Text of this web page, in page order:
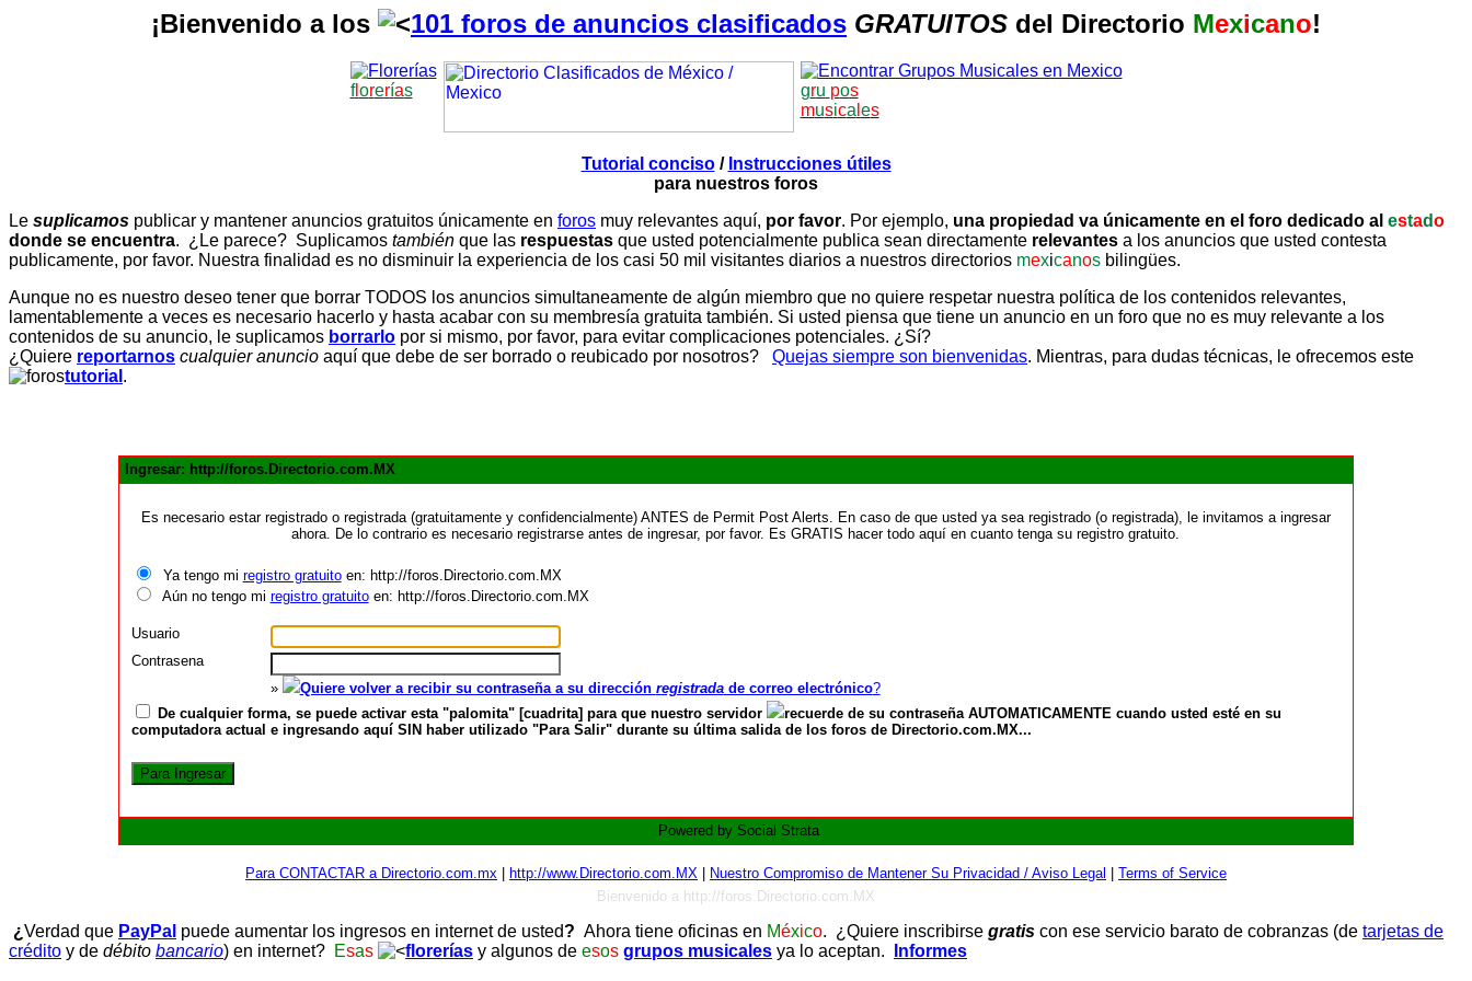
¡Bienvenido a los 101 foros de anuncios clasificados GRATUITOS del Directorio Mexicano!
florerías gru pos
musica es
Tutorial conciso/ Instrucciones útiles
para nuestros foros
Le suplicamos publicar y mantener anuncios gratuitos únicamente en foros muy relevantes aquí, por favor. Por ejemplo, una propiedad va únicamente en el foro dedicado al estado
donde se encuentra. ¿Le parece? Suplicamos también que las respuestas que usted potencialmente publica sean directamente relevantes a los anuncios que usted contesta
publicamente, por favor. Nuestra finalidad es no disminuir la experiencia de los casi 50 mil visitantes diarios a nuestros directorios mexicanos bilingües.
Aunque no es nuestro deseo tener que borrar TODOS los anuncios simultaneamente de algún miembro que no quiere respetar nuestra política de los contenidos relevantes,
lamentablemente a veces es necesario hacerlo y hasta acabar con su membresía gratuita también. Si usted piensa que tiene un anuncio en un foro que no es muy relevante a los
contenidos de su anuncio, le suplicamos borrarlo por si mismo, por favor, para evitar complicaciones potenciales. ¿Sí?
¿Quiere reportarnos cualquier anuncio aquí que debe de ser borrado o reubicado por nosotros? Quejas siempre son bienvenidas. Mientras, para dudas técnicas, le ofrecemos este
tutorial .
Ingresar: http://foros.Directorio.com.MX
Es necesario estar registrado o registrada (gratuitamente y confidencialmente) ANTES de Permit Post Alerts. En caso de que usted ya sea registrado (o registrada), le invitamos a ingresar
ahora. De lo contrario es necesario registrarse antes de ingresar, por favor. Es GRATIS hacer todo aquí en cuanto tenga su registro gratuito.
Ya tengo mi registro gratuitoen: http://foros.Directorio.com.MX
Aún no tengo mi registro gratuitoen: http://foros.Directorio.com.MX
Usuario
Contrasena
»
Quiere volver a recibir su contraseña a su dirección registradade correo electrónico?
De cualquier forma, se puede activar esta "palomita" [cuadrita] para que nuestro servidor
recuerde de su contraseña AUTOMATICAMENTE cuando usted esté en su
computadora actual e ingresando aquí SIN haber utilizado "Para Salir" durante su última salida de los foros de Directorio.com.MX...
Powered by Social Strata
Para CONTACTAR a Directorio.com.mx http://www.Directorio.com.MX Nuestro Compromiso de Mantener Su Privacidad / Aviso Legal
Terms of Service
Bienvenido a http://foros.Directorio.com.MX
¿Verdad que PayPal puede aumentar los ingresos en internet de usted? Ahora tiene oficinas en México. ¿Quiere inscribirse gratis con ese servicio barato de cobranzas (de tarjetas de
crédito y de débito bancario) en internet? Esas florerías y algunos de esos grupos musicales ya lo aceptan.
Informes